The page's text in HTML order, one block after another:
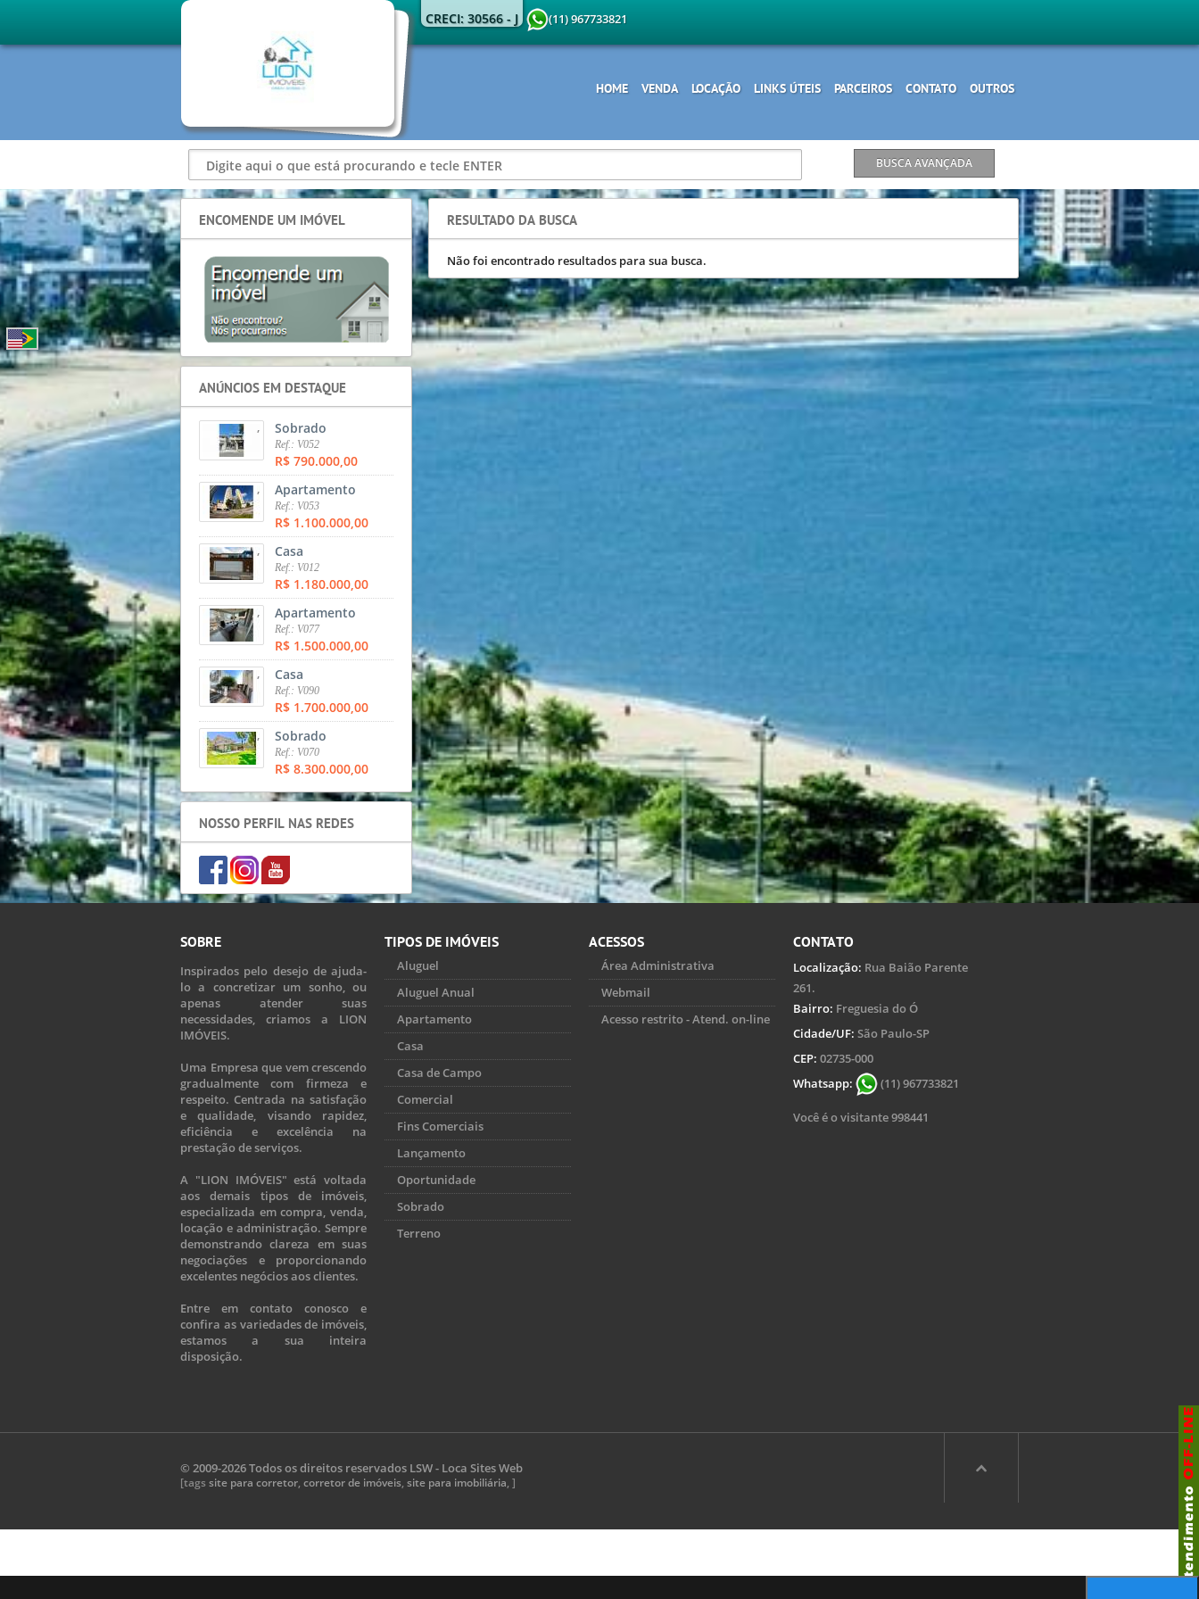
CRECI: 30566 - J (11) 967733821
HOME VENDA LOCAÇÃO LINKS ÚTEIS PARCEIROS CONTATO OUTROS
RESULTADO DA BUSCA
Não foi encontrado resultados para sua busca.
ENCOMENDE UM IMÓVEL
ANÚNCIOS EM DESTAQUE
, Sobrado
Ref.: V052
R$ 790.000,00
, Apartamento
Ref.: V053
R$ 1.100.000,00
, Casa
Ref.: V012
R$ 1.180.000,00
, Apartamento
Ref.: V077
R$ 1.500.000,00
, Casa
Ref.: V090
R$ 1.700.000,00
, Sobrado
Ref.: V070
R$ 8.300.000,00
NOSSO PERFIL NAS REDES
SOBRE
Inspirados pelo desejo de ajuda-
lo a concretizar um sonho, ou
apenas atender suas
necessidades, criamos a LION
IMÓVEIS.
Uma Empresa que vem crescendo
gradualmente com firmeza e
respeito. Centrada na satisfação
e qualidade, visando rapidez,
eficiência e excelência na
prestação de serviços.
A "LION IMÓVEIS" está voltada
aos demais tipos de imóveis,
especializada em compra, venda,
locação e administração. Sempre
demonstrando clareza em suas
negociações e proporcionando
excelentes negócios aos clientes.
Entre em contato conosco e
confira as variedades de imóveis,
estamos a sua inteira
disposição.
TIPOS DE IMÓVEIS
Aluguel
Aluguel Anual
Apartamento
Casa
Casa de Campo
Comercial
Fins Comerciais
Lançamento
Oportunidade
Sobrado
Terreno
ACESSOS
Área Administrativa
Webmail
Acesso restrito - Atend. on-line
CONTATO
Localização: Rua Baião Parente
261.
Bairro: Freguesia do Ó
Cidade/UF: São Paulo-SP
CEP: 02735-000
Whatsapp:
(11) 967733821
Você é o visitante 998441
© 2009-2026 Todos os direitos reservados LSW - Loca Sites Web
[tags site para corretor,corretor de imóveis,site para imobiliária, ]